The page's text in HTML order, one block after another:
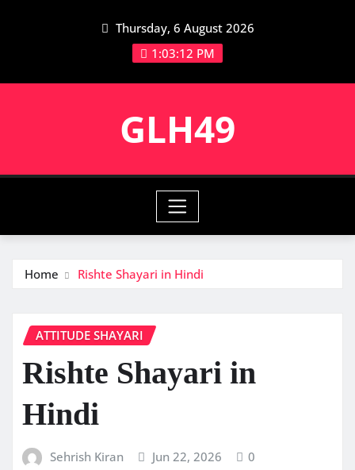
Thursday, 6 August 2026
1:03:13 PM
GLH49
Home Rishte Shayari in Hindi
ATTITUDE SHAYARI
Rishte Shayari in
Hindi
Sehrish Kiran Jun 22, 2026 0